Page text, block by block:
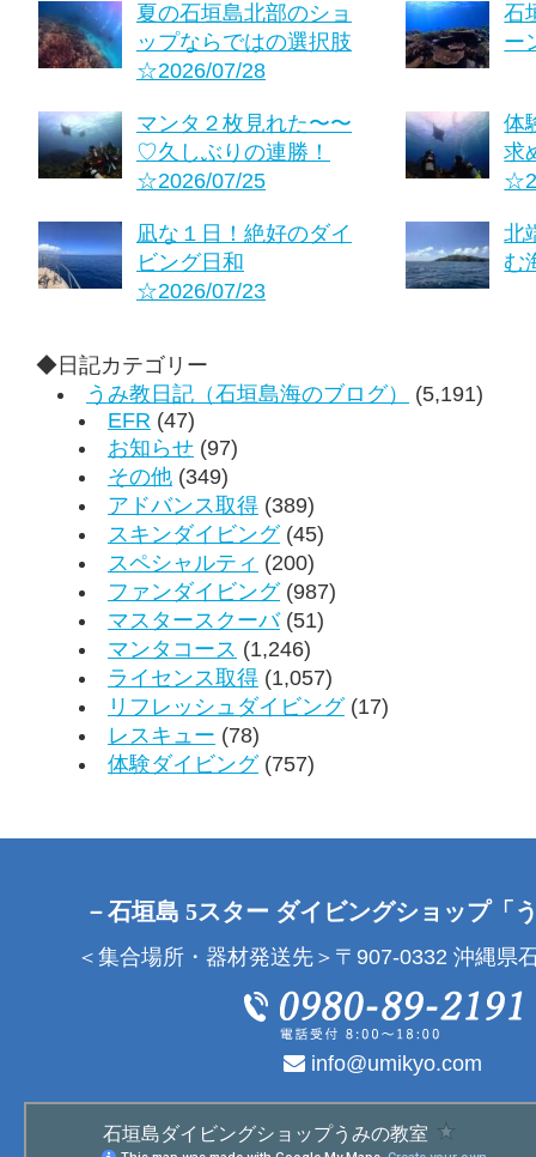
夏の石垣島北部のショ
ップならではの選択肢
☆2026/07/28
石
ー
マンタ２枚見れた〜〜
♡久しぶりの連勝！
☆2026/07/25
体
求
凪な１日！絶好のダイ
ビング日和
☆2026/07/23
北
む
◆日記カテゴリー
うみ教日記（石垣島海のブログ）
(5,191)
EFR (47)
お知らせ (97)
その他 (349)
アドバンス取得 (389)
スキンダイビング(45)
スペシャルティ (200)
ファンダイビング(987)
マスタースクーバ(51)
マンタコース (1,246)
ライセンス取得 (1,057)
リフレッシュダイビング(17)
レスキュー (78)
体験ダイビング(757)
－石垣島 5スター ダイビングショップ「
＜集合場所・器材発送先＞〒907-0332 沖縄県
info@umikyo.com